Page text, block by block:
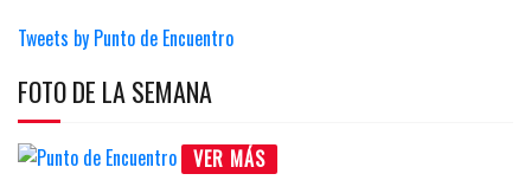
Tweets by Punto de Encuentro
FOTO DE LA SEMANA
VER MÁS